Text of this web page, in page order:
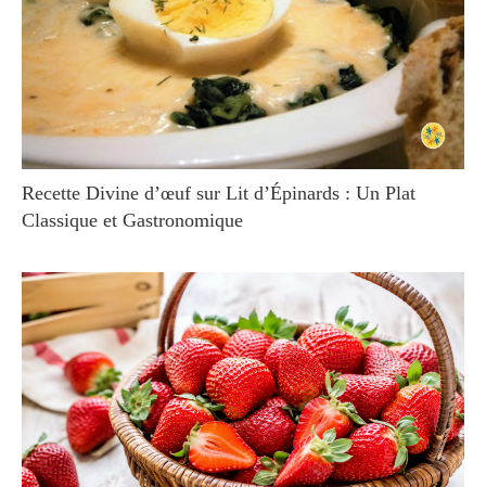
Recette Divine d’œuf sur Lit d’Épinards : Un Plat
Classique et Gastronomique